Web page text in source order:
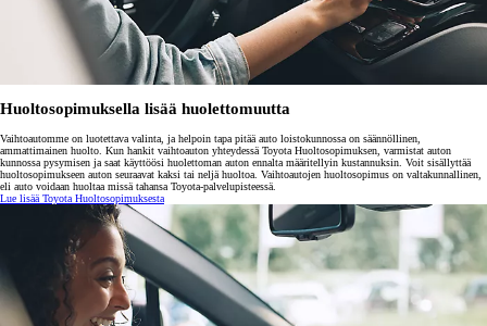
Huoltosopimuksella lisää huolettomuutta
Vaihtoautomme on luotettava valinta, ja helpoin tapa pitää auto loistokunnossa on säännöllinen,
ammattimainen huolto. Kun hankit vaihtoauton yhteydessä Toyota Huoltosopimuksen, varmistat auton
kunnossa pysymisen ja saat käyttöösi huolettoman auton ennalta määritellyin kustannuksin. Voit sisällyttää
huoltosopimukseen auton seuraavat kaksi tai neljä huoltoa. Vaihtoautojen huoltosopimus on valtakunnallinen,
eli auto voidaan huoltaa missä tahansa Toyota-palvelupisteessä.
Lue lisää Toyota Huoltosopimuksesta